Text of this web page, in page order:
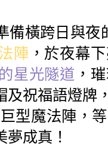
備橫跨日與夜
陣 ，於夜幕下
星光隧道 ，
及祝福語燈牌
巨型魔法陣，
成真！